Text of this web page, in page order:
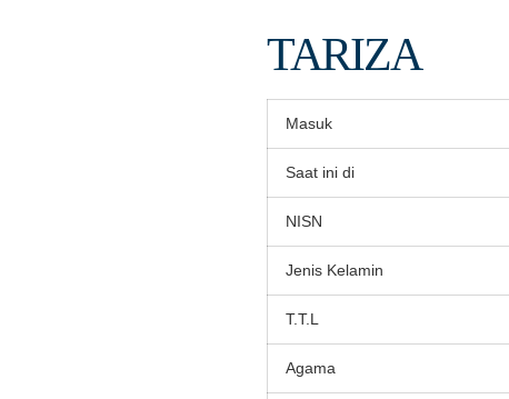
TARIZA
Masuk
Saat ini di
NISN
Jenis Kelamin
T.T.L
Agama